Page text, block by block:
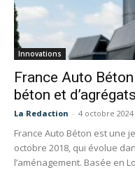
Innovations
France Auto
béton et
La Redaction - 4 octobre 2024
France Auto Béton est une
octobre 2018, qui évolue
l’aménagement. Basée en